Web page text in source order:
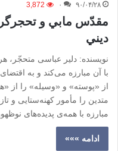
۹۰/۰۴/۲۸ ۰ 3,872
مقدّس مابي و
ديني
نویسنده: دلیر عباسی متحجّر،
با آن مبارزه می‌کند و به
از «پوسته» و «وسیله» را از
متدین را مأمور کهنه‌ستایی و
مبارزه با همه‌ی پدیده‌های
ادامه »»»